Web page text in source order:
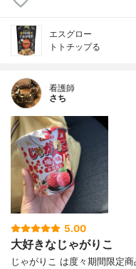
エスグロー
トトチップる
看護師
さち
5.00
大好きなじゃがりこ
じゃがりこ は度々期間限定